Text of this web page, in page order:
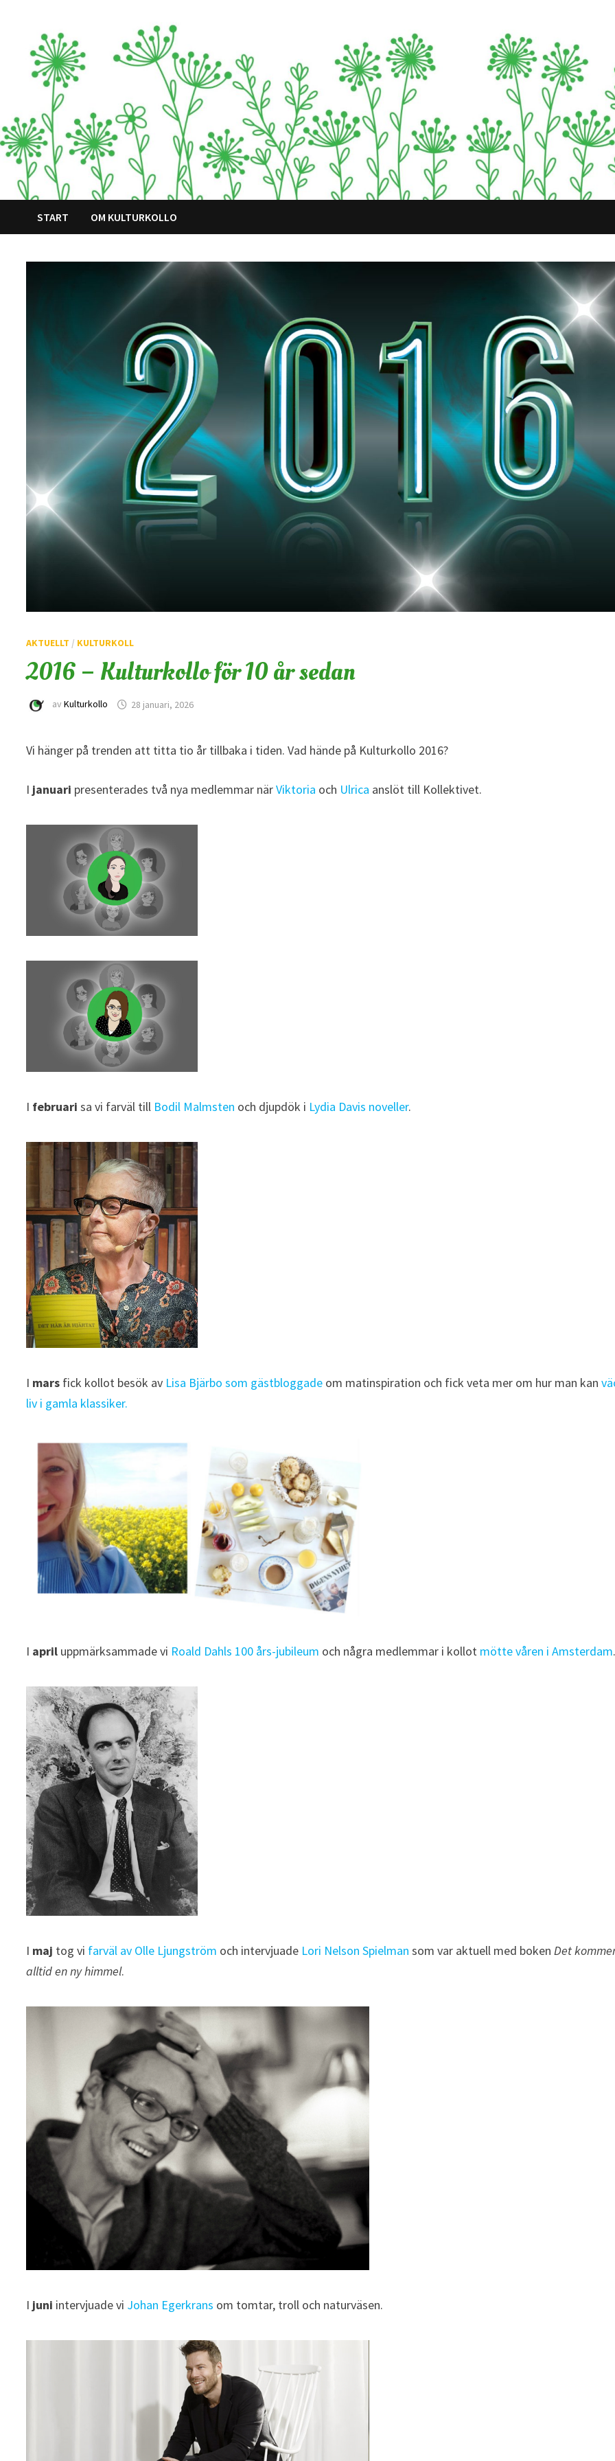
START OM KULTURKOLLO
AKTUELLT / KULTURKOLL
2016 – Kulturkollo för 10 år sedan
avKulturkollo 28 januari, 2026
Vi hänger på trenden att titta tio år tillbaka i tiden. Vad hände på Kulturkollo 2016?
I januari presenterades två nya medlemmar närViktoria och Ulrica anslöt till Kollektivet.
I februari sa vi farväl till Bodil Malmsten och djupdök i Lydia Davis noveller.
I mars fick kollot besök av Lisa Bjärbo som gästbloggade om matinspiration och fick veta mer om hur man kan
liv i gamla klassiker.
I april uppmärksammade vi Roald Dahls 100 års-jubileum och några medlemmar i kollot mötte våren i Amsterdam
I maj tog vi farväl av Olle Ljungström och intervjuade Lori Nelson Spielman som var aktuell med bokenDet
alltid en ny himmel.
I juni intervjuade vi Johan Egerkrans om tomtar, troll och naturväsen.